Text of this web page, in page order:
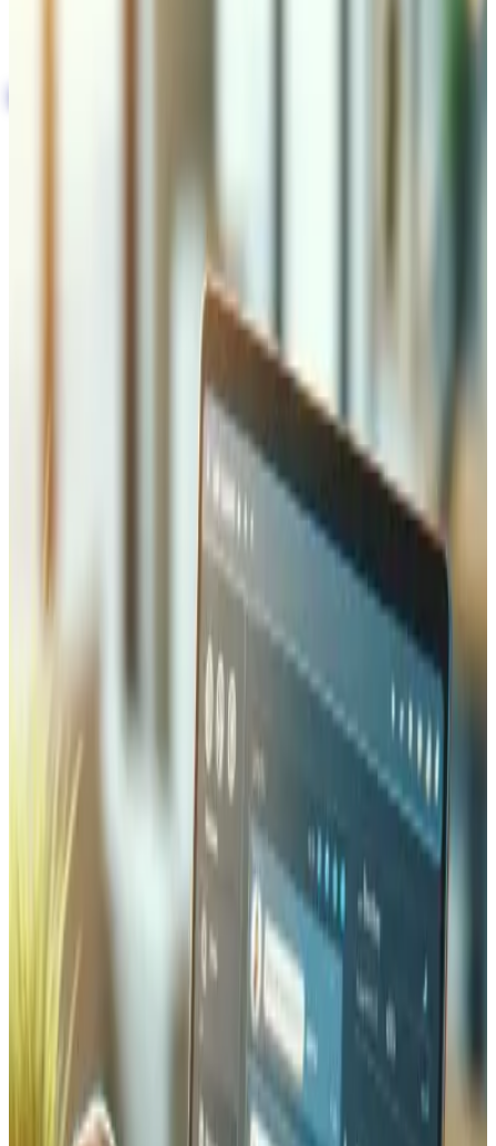
Optimisation de la Vitesse du Site
Nous auditons l'intégralité de votre stack frontend —
rendu HTML, livraison CSS, exécution JavaScript,
chargement des polices et formats d'images — pour
identifier précisément ce qui ralentit vos pages. Nous
appliquons ensuite des correctifs ciblés : conversion des
images en WebP/AVIF avec srcsets responsives, lazy-
loading du contenu sous la ligne de flottaison, suppression
des ressources bloquant le rendu, et code splitting pour
que les visiteurs ne téléchargent que le nécessaire. Le
résultat est une amélioration mesurable du Largest
Contentful Paint (LCP), de l'Interaction to Next Paint (INP)
et du Cumulative Layout Shift (CLS), portant
généralement les scores Lighthouse au-dessus de 90
dans toutes les catégories.
Optimisation du Serveur
Nous optimisons la configuration de votre serveur de fond
en comble — ajustement des workers Nginx ou Apache,
activation de HTTP/3 et de la compression Brotli,
configuration d'OPcache et des pools PHP-FPM, et
dimensionnement adéquat de la mémoire et du CPU selon
votre charge. Pour les sites à fort trafic, nous mettons en
place du load balancing sur plusieurs instances avec health
checks et basculement automatique, garantissant la
réactivité de votre site lors des pics de trafic. Chaque
modification est benchmarkée avant et après avec des
tests de charge réels pour que vous puissiez constater
l'amélioration exacte du time-to-first-byte (TTFB) et de la
gestion des requêtes concurrentes.
Voir plus
Optimisation de base de données